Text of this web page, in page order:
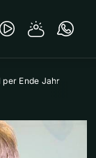
Ende Jahr